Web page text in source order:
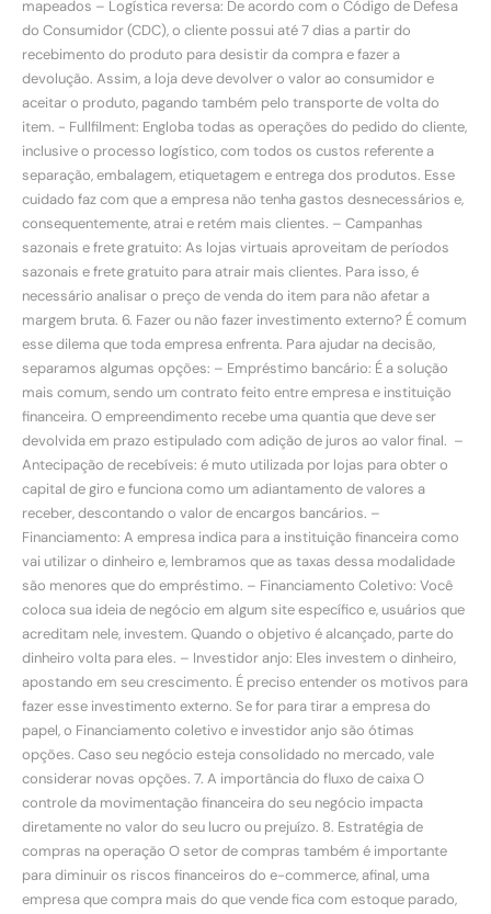
mapeados – Logística reversa: De acordo com o Código de Defesa
do Consumidor (CDC), o cliente possui até 7 dias a partir do
recebimento do produto para desistir da compra e fazer a
devolução. Assim, a loja deve devolver o valor ao consumidor e
aceitar o produto, pagando também pelo transporte de volta do
item. ­- Fullfilment: Engloba todas as operações do pedido do cliente,
inclusive o processo logístico, com todos os custos referente a
separação, embalagem, etiquetagem e entrega dos produtos. Esse
cuidado faz com que a empresa não tenha gastos desnecessários e,
consequentemente, atrai e retém mais clientes. ­– Campanhas
sazonais e frete gratuito: As lojas virtuais aproveitam de períodos
sazonais e frete gratuito para atrair mais clientes. Para isso, é
necessário analisar o preço de venda do item para não afetar a
margem bruta. 6. Fazer ou não fazer investimento externo? É comum
esse dilema que toda empresa enfrenta. Para ajudar na decisão,
separamos algumas opções: – Empréstimo bancário: É a solução
mais comum, sendo um contrato feito entre empresa e instituição
financeira. O empreendimento recebe uma quantia que deve ser
devolvida em prazo estipulado com adição de juros ao valor final. ­ –
Antecipação de recebíveis: é muto utilizada por lojas para obter o
capital de giro e funciona como um adiantamento de valores a
receber, descontando o valor de encargos bancários. –
Financiamento: A empresa indica para a instituição financeira como
vai utilizar o dinheiro e, lembramos que as taxas dessa modalidade
são menores que do empréstimo. – Financiamento Coletivo: Você
coloca sua ideia de negócio em algum site específico e, usuários que
acreditam nele, investem. Quando o objetivo é alcançado, parte do
dinheiro volta para eles. – Investidor anjo: Eles investem o dinheiro,
apostando em seu crescimento. É preciso entender os motivos para
fazer esse investimento externo. Se for para tirar a empresa do
papel, o Financiamento coletivo e investidor anjo são ótimas
opções. Caso seu negócio esteja consolidado no mercado, vale
considerar novas opções. 7. A importância do fluxo de caixa O
controle da movimentação financeira do seu negócio impacta
diretamente no valor do seu lucro ou prejuízo. 8. Estratégia de
compras na operação O setor de compras também é importante
para diminuir os riscos financeiros do e-commerce, afinal, uma
empresa que compra mais do que vende fica com estoque parado,